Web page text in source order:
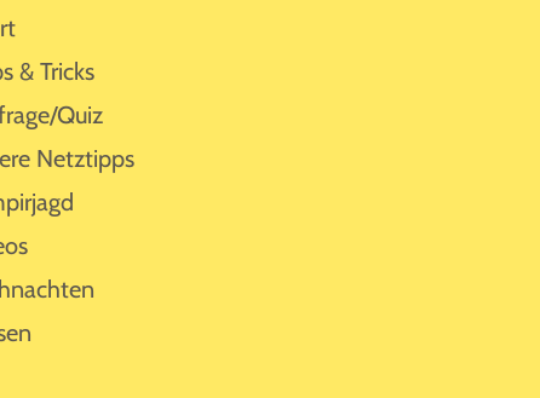
& Tricks
Quiz
Netztipps